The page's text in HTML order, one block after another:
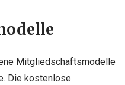
Mitgliedschaftsmodelle
Die kostenlose